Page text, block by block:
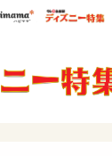
ぴあ総研ハピママ*